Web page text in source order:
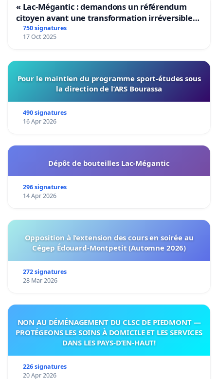
« Lac-Mégantic : demandons un référendum
citoyen avant une transformation irréversible
de notre territoire »
750 signatures
17 Oct 2025
Pour le maintien du programme sport-études sous
la direction de l’ARS Bourassa
490 signatures
16 Apr 2026
Dépôt de bouteilles Lac-Mégantic
296 signatures
14 Apr 2026
Opposition à l’extension des cours en soirée au
Cégep Édouard-Montpetit (Automne 2026)
272 signatures
28 Mar 2026
NON AU DÉMÉNAGEMENT DU CLSC DE PIEDMONT —
PROTÉGEONS LES SOINS À DOMICILE ET LES SERVICES
DANS LES PAYS-D’EN-HAUT!
226 signatures
20 Apr 2026